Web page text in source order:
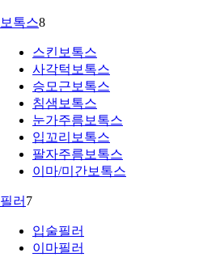
보톡스8
스킨보톡스
사각턱보톡스
승모근보톡스
침샘보톡스
눈가주름보톡스
입꼬리보톡스
팔자주름보톡스
이마/미간보톡스
필러 7
입술필러
이마필러